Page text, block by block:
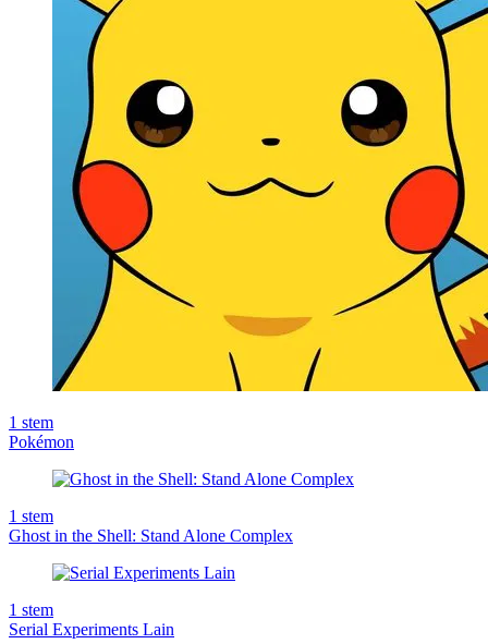
1 stem
Pokémon
1 stem
Ghost in the Shell: Stand Alone Complex
1 stem
Serial Experiments Lain